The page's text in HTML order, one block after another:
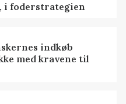
i foderstrategien
indkøb
med kravene til